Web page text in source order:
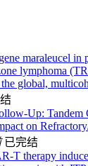
maraleucel in
lymphoma
global,
on
已完结
T therapy